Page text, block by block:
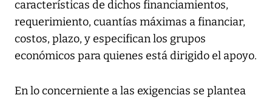
características de dichos financiamientos,
requerimiento, cuantías máximas a financiar,
costos, plazo, y especifican los grupos
económicos para quienes está dirigido el apoyo.
En lo concerniente a las exigencias se plantea